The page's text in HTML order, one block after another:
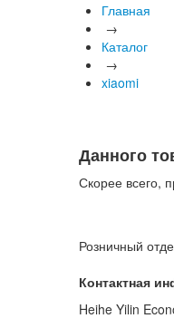
Главная
→
Каталог
→
xiaomi
Данного
Скорее всего,
Розничный
Контактная
Heihe Yilin